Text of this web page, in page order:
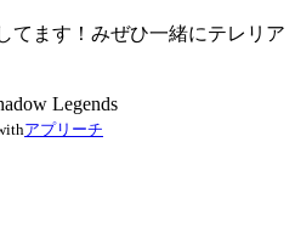
てます！みぜひ一緒にテレリア
Legends
アプリーチ